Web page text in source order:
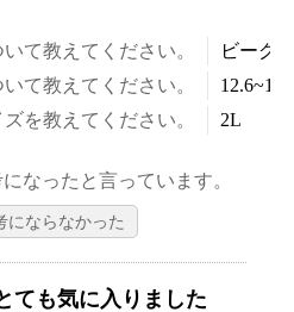
て教えてください。
ビーグ
て教えてください。
を教えてください。
2L
なったと言っています。
にならなかった
ても気に入りました